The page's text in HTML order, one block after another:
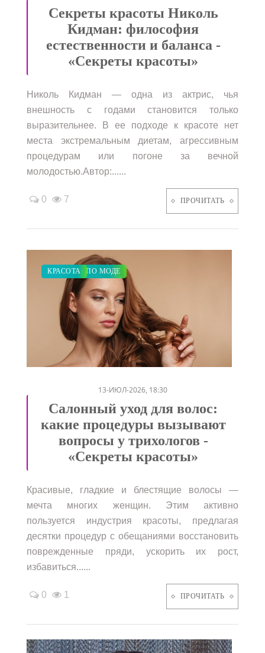
Секреты красоты Николь
Кидман: философия
естественности и баланса -
«Секреты красоты»
Николь Кидман — одна из актрис, чья
внешность с годами становится только
выразительнее. В ее подходе к красоте нет
места экстремальным диетам, агрессивным
процедурам или погоне за вечной
молодостью.Автор:......
0 7 ПРОЧИТАТЬ
ЗАКУПКИ ПО МОДЕ
КРАСОТА
13-ИЮЛ-2026, 18:30
Салонный уход для волос:
какие процедуры вызывают
вопросы у трихологов -
«Секреты красоты»
Красивые, гладкие и блестящие волосы —
мечта многих женщин. Этим активно
пользуется индустрия красоты, предлагая
десятки процедур с обещаниями восстановить
поврежденные пряди, ускорить их рост,
избавиться......
0 1 ПРОЧИТАТЬ